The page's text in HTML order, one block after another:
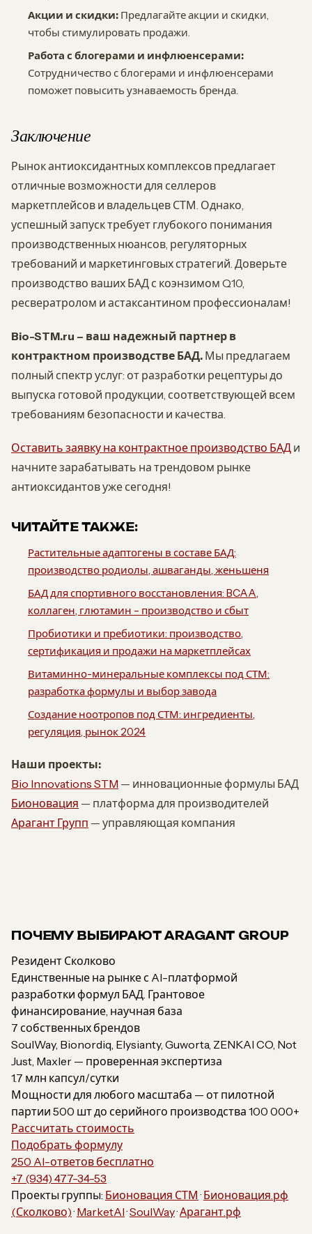
Акции и скидки: Предлагайте акции и скидки,
чтобы стимулировать продажи.
Работа с блогерами и инфлюенсерами:
Сотрудничество с блогерами и инфлюенсерами
поможет повысить узнаваемость бренда.
Заключение
Рынок антиоксидантных комплексов предлагает
отличные возможности для селлеров
маркетплейсов и владельцев СТМ. Однако,
успешный запуск требует глубокого понимания
производственных нюансов, регуляторных
требований и маркетинговых стратегий. Доверьте
производство ваших БАД с коэнзимом Q10,
ресвератролом и астаксантином профессионалам!
Bio-STM.ru – ваш надежный партнер в
контрактном производстве БАД. Мы предлагаем
полный спектр услуг: от разработки рецептуры до
выпуска готовой продукции, соответствующей всем
требованиям безопасности и качества.
Оставить заявку на контрактное производство БАД и
начните зарабатывать на трендовом рынке
антиоксидантов уже сегодня!
ЧИТАЙТЕ ТАКЖЕ:
Растительные адаптогены в составе БАД:
производство родиолы, ашваганды, женьшеня
БАД для спортивного восстановления: BCAA,
коллаген, глютамин – производство и сбыт
Пробиотики и пребиотики: производство,
сертификация и продажи на маркетплейсах
Витаминно-минеральные комплексы под СТМ:
разработка формулы и выбор завода
Создание ноотропов под СТМ: ингредиенты,
регуляция, рынок 2024
Наши проекты:
Bio Innovations STM — инновационные формулы БАД
Бионовация — платформа для производителей
Арагант Групп — управляющая компания
ПОЧЕМУ ВЫБИРАЮТ ARAGANT GROUP
Резидент Сколково
Единственные на рынке с AI-платформой
разработки формул БАД. Грантовое
финансирование, научная база
7 собственных брендов
SoulWay, Bionordiq, Elysianty, Guworta, ZENKAI CO, Not
Just, Maxler — проверенная экспертиза
1.7 млн капсул/сутки
Мощности для любого масштаба — от пилотной
партии 500 шт до серийного производства 100 000+
Рассчитать стоимость
Подобрать формулу
250 AI-ответов бесплатно
+7 (934) 477-34-53
Проекты группы: Бионовация СТМ · Бионовация.рф
(Сколково)· MarketAI·SoulWay·Арагант.рф